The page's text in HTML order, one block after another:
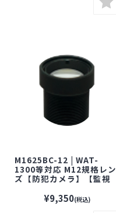
M1625BC-12 | WAT-
1300等対応 M12規格レン
ズ【防犯カメラ】【監視
カメラ】【小型カメラ】
【WATEC】【ワテック】
¥9,350(税込)